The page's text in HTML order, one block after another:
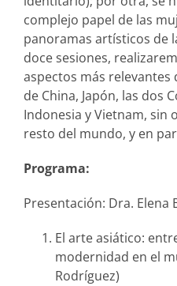
complejo papel de las
panoramas artísticos de
doce sesiones,
aspectos más
de China, Japón, las dos
Indonesia y Vietnam, sin
resto del mundo, y en
Programa:
Presentación: Dra. Elena
El arte asiático:
modernidad en el
Rodríguez)